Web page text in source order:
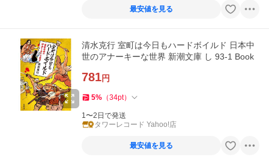
最安値を見る
清水克行 室町は今日もハードボイルド 日本中
世のアナーキーな世界 新潮文庫 し 93-1 Book
781円
5% （34pt）
1〜2日で発送
タワーレコード Yahoo!店
最安値を見る